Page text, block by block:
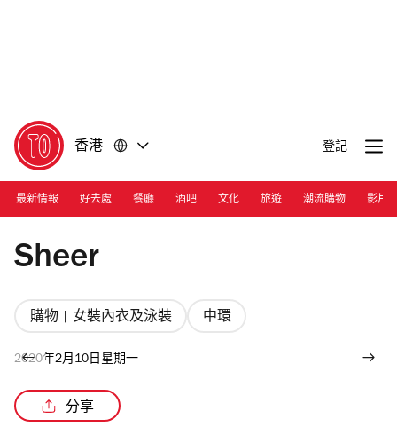
香港 登記
最新情報 好去處 餐廳 酒吧 文化 旅遊 潮流購物 影片
Photograph: Courtesy Sheer
Sheer
購物 | 女裝內衣及泳裝 中環
2020年2月10日星期一
分享